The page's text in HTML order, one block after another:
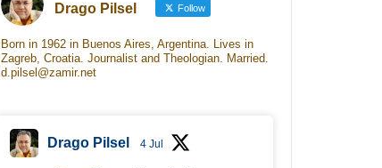
Drago Pilsel Follow
Born in 1962 in Buenos Aires, Argentina. Lives in
Zagreb, Croatia. Journalist and Theologian. Married.
d.pilsel@zamir.net
Drago Pilsel 4 Jul